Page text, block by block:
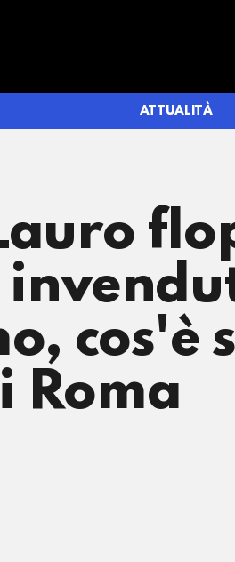
ATTUALITÀ
cos'è
Roma